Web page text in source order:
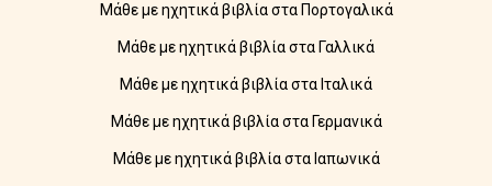
Μάθε με ηχητικά βιβλία στα Πορτογαλικά
Μάθε με ηχητικά βιβλία στα Γαλλικά
Μάθε με ηχητικά βιβλία στα Ιταλικά
Μάθε με ηχητικά βιβλία στα Γερμανικά
Μάθε με ηχητικά βιβλία στα Ιαπωνικά